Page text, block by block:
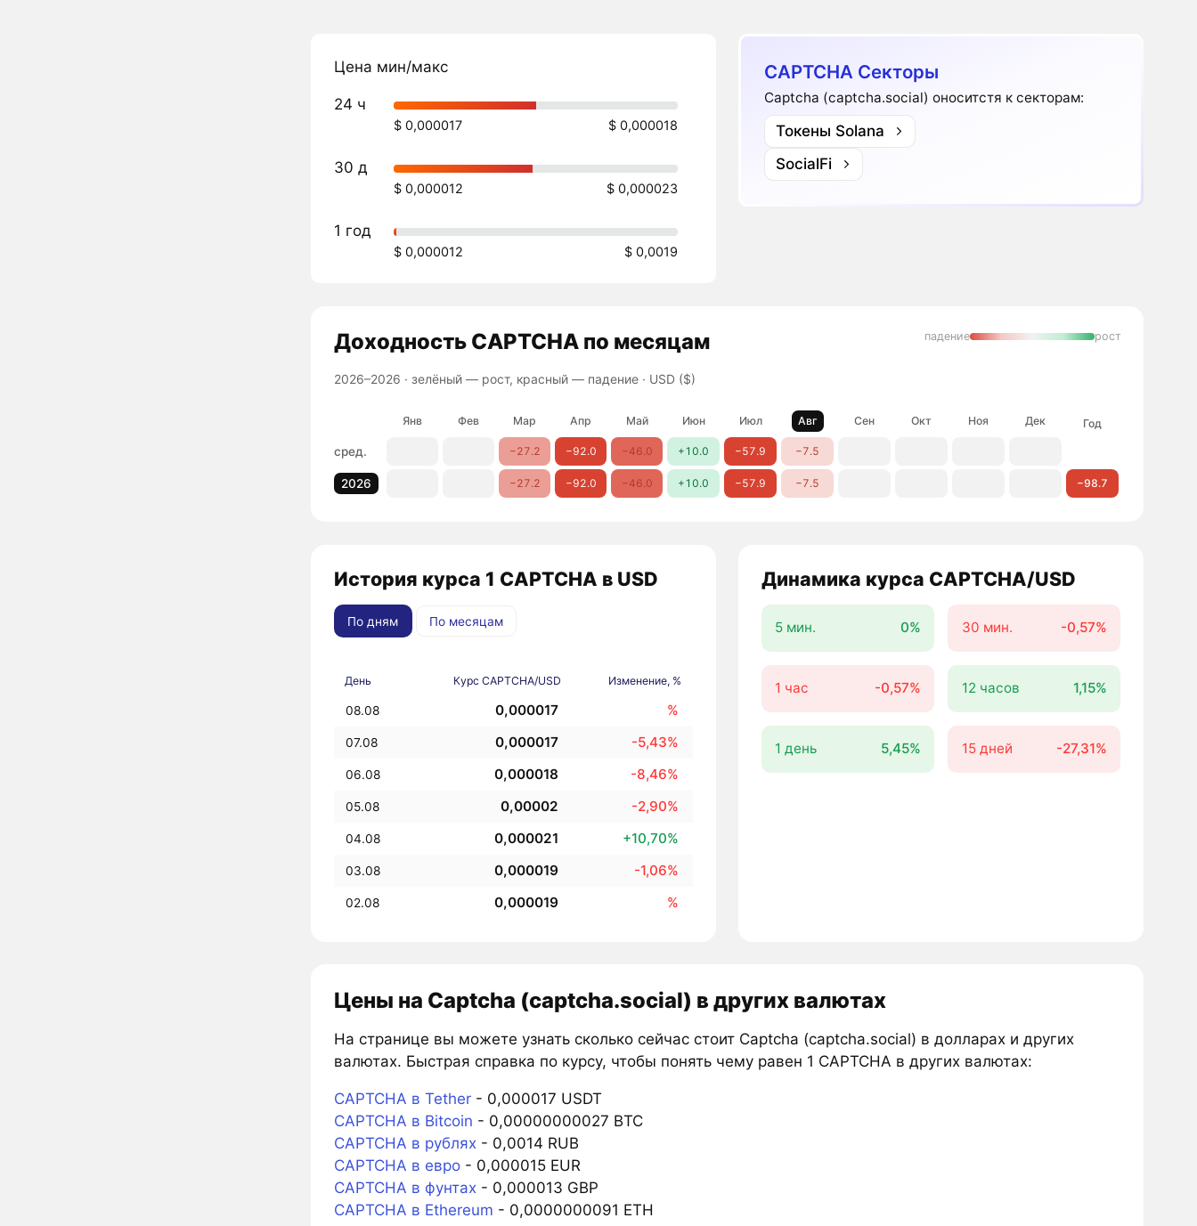
Цена мин/макс
24 ч
$ 0,000017 $ 0,000018
30 д
$ 0,000012 $ 0,000023
1 год
$ 0,000012 $ 0,0019
CAPTCHA Секторы
Captcha (captcha.social) оноситстя к секторам:
Токены Solana
SocialFi
ДоходностьCAPTCHA по месяцам
2026–2026 · зелёный — рост, красный — падение· USD ($)
падение рост
Янв Фев Мар Апр Май Июн Июл Авг Сен Окт Ноя Дек Год
сред. −27.2 −92.0 −46.0 +10.0 −57.9 −7.5
2026 −27.2 −92.0 −46.0 +10.0 −57.9 −7.5 −98.7
История курса 1 CAPTCHA в USD
По дням По месяцам
День Курс CAPTCHA/USD Изменение, %
08.08 0,000017 %
07.08 0,000017 -5,43%
06.08 0,000018 -8,46%
05.08 0,00002 -2,90%
04.08 0,000021 +10,70%
03.08 0,000019 -1,06%
02.08 0,000019 %
Динамика курса CAPTCHA/USD
5 мин. 0% 30 мин. -0,57%
1 час -0,57% 12 часов 1,15%
1 день 5,45% 15 дней -27,31%
Цены на Captcha (captcha.social) в других валютах
На странице вы можете узнать сколько сейчас стоит Captcha (captcha.social) в долларах и других
валютах. Быстрая справка по курсу, чтобы понять чему равен 1 CAPTCHA в других валютах:
CAPTCHA в Tether- 0,000017 USDT
CAPTCHA в Bitcoin - 0,00000000027 BTC
CAPTCHA в рублях- 0,0014 RUB
CAPTCHA в евро- 0,000015 EUR
CAPTCHA в фунтах- 0,000013 GBP
CAPTCHA в Ethereum - 0,0000000091 ETH